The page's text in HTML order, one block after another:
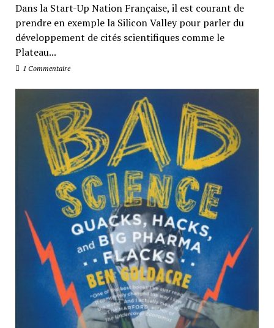
Dans la Start-Up Nation Française, il est courant de
prendre en exemple la Silicon Valley pour parler du
développement de cités scientifiques comme le
Plateau...
1 Commentaire